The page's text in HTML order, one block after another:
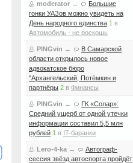
moderator →
Большие
гонки УАЗов можно увидеть на
День народного единства 1 в
Автомобиль - не роскошь
PINGvin →
В Самарской
области открылось новое
адвокатское бюро
"Архангельский, Потёмкин и
партнёры 2 в Финансы
PINGvin →
ГК «Солар»:
Средний ущерб от одной утечки
информации составил 5,5 млн
рублей 1 в IT-баранки
Lero-4-ka →
Автограф-
сессия звёзд автоспорта пройдёт